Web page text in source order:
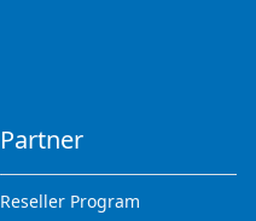
Partner
Reseller Program